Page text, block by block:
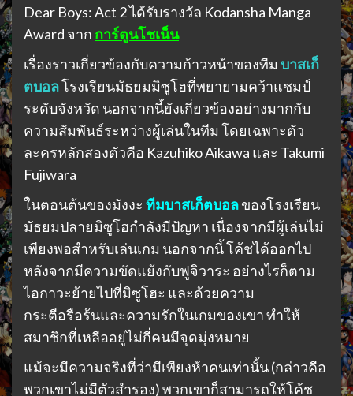
Dear Boys: Act 2 ได้รับรางวัล Kodansha Manga
Award จาก การ์ตูนโชเน็น
เรื่องราวเกี่ยวข้องกับความก้าวหน้าของทีม บาสเก็
ตบอลโรงเรียนมัธยมมิซูโฮที่พยายามคว้าแชมป์
ระดับจังหวัด นอกจากนี้ยังเกี่ยวข้องอย่างมากกับ
ความสัมพันธ์ระหว่างผู้เล่นในทีม โดยเฉพาะตัว
ละครหลักสองตัวคือ Kazuhiko Aikawa และ Takumi
Fujiwara
ในตอนต้นของมังงะ ทีมบาสเก็ตบอลของโรงเรียน
มัธยมปลายมิซูโฮกำลังมีปัญหา เนื่องจากมีผู้เล่นไม่
เพียงพอสำหรับเล่นเกม นอกจากนี้ โค้ชได้ออกไป
หลังจากมีความขัดแย้งกับฟูจิวาระ อย่างไรก็ตาม
ไอกาวะย้ายไปที่มิซูโฮะ และด้วยความ
กระตือรือร้นและความรักในเกมของเขา ทำให้
สมาชิกที่เหลืออยู่ไม่กี่คนมีจุดมุ่งหมาย
แม้จะมีความจริงที่ว่ามีเพียงห้าคนเท่านั้น (กล่าวคือ
พวกเขาไม่มีตัวสำรอง) พวกเขาก็สามารถให้โค้ช